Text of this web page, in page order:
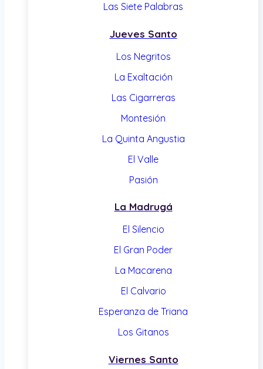
Las Siete Palabras
Jueves Santo
Los Negritos
La Exaltación
Las Cigarreras
Montesión
La Quinta Angustia
El Valle
Pasión
La Madrugá
El Silencio
El Gran Poder
La Macarena
El Calvario
Esperanza de Triana
Los Gitanos
Viernes Santo